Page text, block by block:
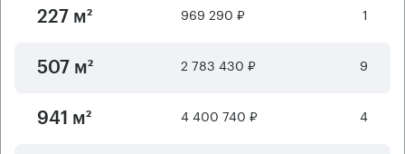
227 м² 969 290 ₽ 1
507 м² 2 783 430 ₽ 9
941 м² 4 400 740 ₽ 4